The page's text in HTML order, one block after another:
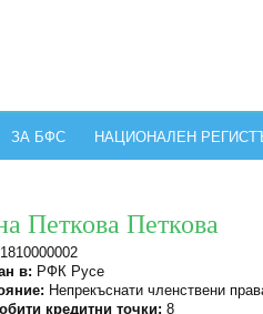
ЗА БФС НАЦИОНАЛЕН
Петкова Петкова
1810000002
в: РФК Русе
Непрекъснати членствени
кредитни точки: 8